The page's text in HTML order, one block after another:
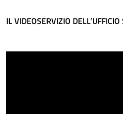
IL VIDEOSERVIZIO